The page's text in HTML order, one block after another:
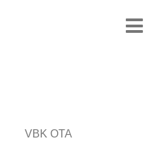
VBK OTA